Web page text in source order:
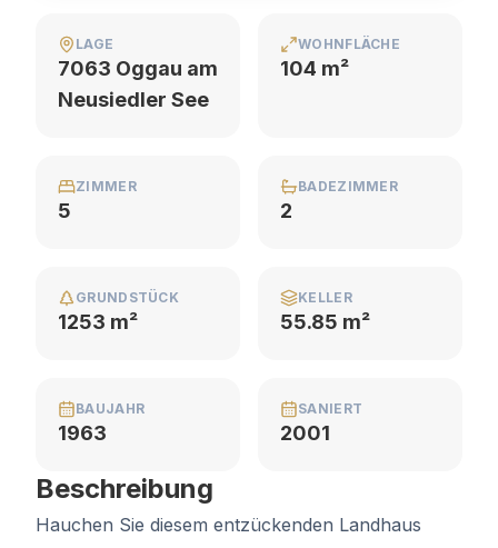
LAGE
7063 Oggau am
Neusiedler See
WOHNFLÄCHE
104 m²
ZIMMER
5
BADEZIMMER
2
GRUNDSTÜCK
1253 m²
KELLER
55.85 m²
BAUJAHR
1963
SANIERT
2001
Beschreibung
Hauchen Sie diesem entzückenden Landhaus